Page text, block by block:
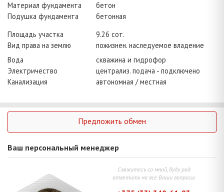
Материал фундамента
бетон
Подушка фундамента
бетонная
Площадь участка
9.26 сот.
Вид права на землю
пожизнен. наследуемое владение
Вода
скважина и гидрофор
Электричество
централиз. подача - подключено
Канализация
автономная / местная
Предложить обмен
Ваш персональный менеджер
Свяжитесь со мной, буду рад
ответить на все Ваши вопросы